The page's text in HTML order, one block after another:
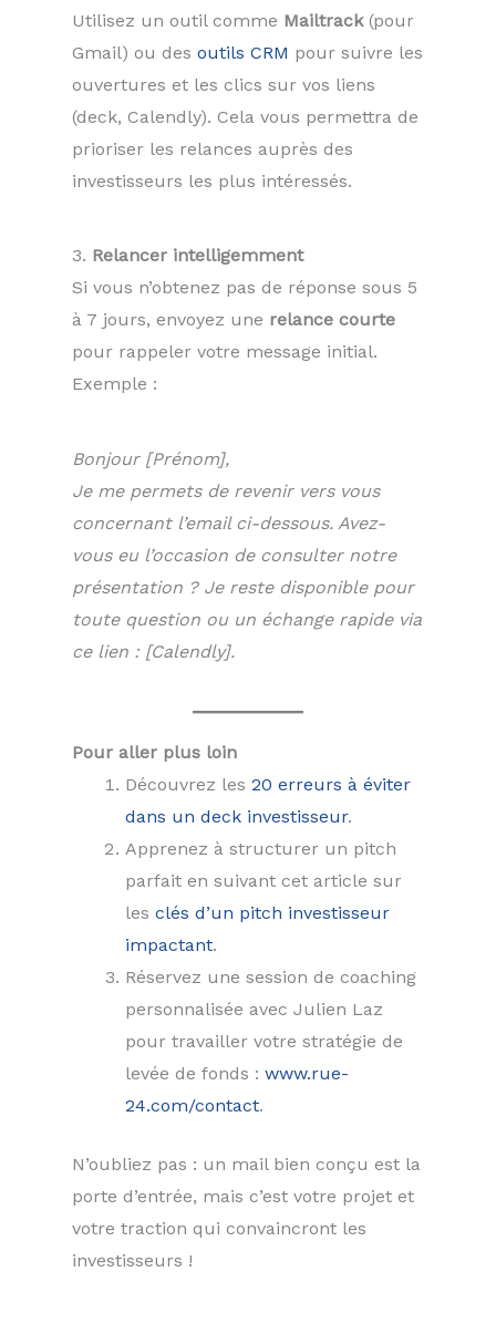
Utilisez un outil comme Mailtrack(pour
Gmail) ou des outils CRM pour suivre les
ouvertures et les clics sur vos liens
(deck, Calendly). Cela vous permettra de
prioriser les relances auprès des
investisseurs les plus intéressés.
3. Relancer intelligemment
Si vous n’obtenez pas de réponse sous 5
à 7 jours, envoyez une relance courte
pour rappeler votre message initial.
Exemple :
Bonjour [Prénom],
Je me permets de revenir vers vous
concernant l’email ci-dessous. Avez-
vous eu l’occasion de consulter notre
présentation ? Je reste disponible pour
toute question ou un échange rapide via
ce lien : [Calendly].
Pour aller plus loin
Découvrez les 20 erreurs à éviter
dans un deck investisseur.
Apprenez à structurer un pitch
parfait en suivant cet article sur
les clés d’un pitch investisseur
impactant.
Réservez une session de coaching
personnalisée avec Julien Laz
pour travailler votre stratégie de
levée de fonds : www.rue-
24.com/contact.
N’oubliez pas : un mail bien conçu est la
porte d’entrée, mais c’est votre projet et
votre traction qui convaincront les
investisseurs !